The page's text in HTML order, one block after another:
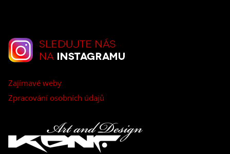
Zajímavé weby
Zpracování osobních údajů